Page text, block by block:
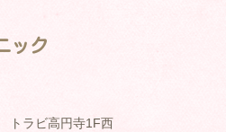
ック
トラビ高円寺1F西